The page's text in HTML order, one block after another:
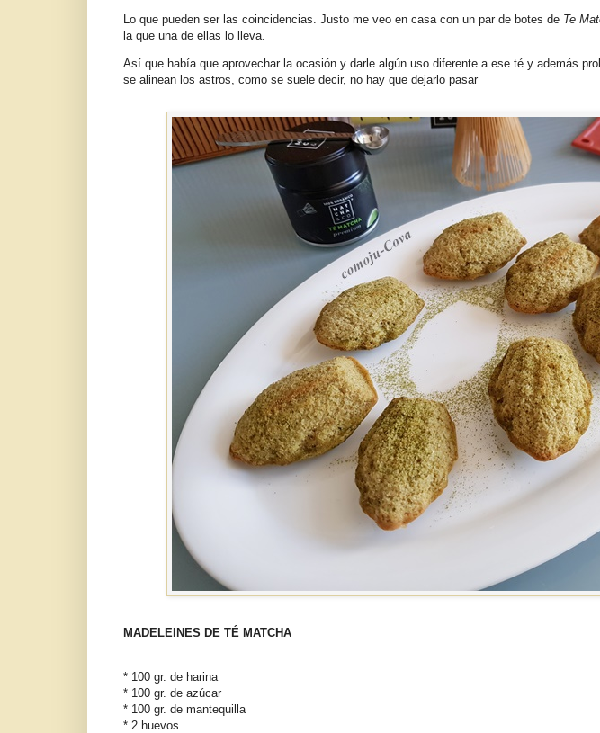
Lo que pueden ser las coincidencias. Justo me veo en casa con un par de botes de Te
la que una de ellas lo lleva.
Así que había que aprovechar la ocasión y darle algún uso diferente a ese té y además
se alinean los astros, como se suele decir, no hay que dejarlo pasar
MADELEINES DE TÉ MATCHA
* 100 gr. de harina
* 100 gr. de azúcar
* 100 gr. de mantequilla
* 2 huevos